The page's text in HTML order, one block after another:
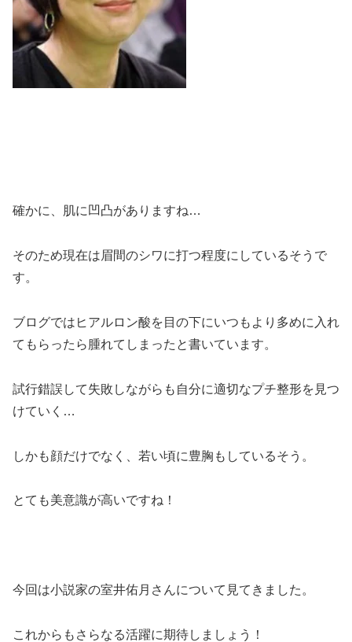
確かに、肌に凹凸がありますね…
そのため現在は眉間のシワに打つ程度にしているそうで
す。
ブログではヒアルロン酸を目の下にいつもより多めに入れ
てもらったら腫れてしまったと書いています。
試行錯誤して失敗しながらも自分に適切なプチ整形を見つ
けていく…
しかも顔だけでなく、若い頃に豊胸もしているそう。
とても美意識が高いですね！
今回は小説家の室井佑月さんについて見てきました。
これからもさらなる活躍に期待しましょう！